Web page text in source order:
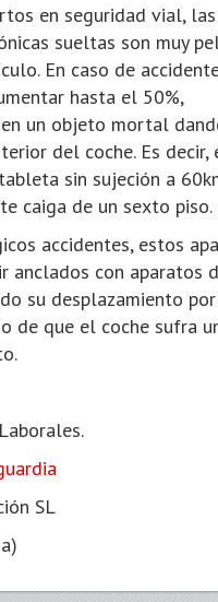
en seguridad vial, las
sueltas son muy
En caso de
hasta el 50%,
un objeto mortal
del coche. Es decir,
sin sujeción a
caiga de un sexto piso.
accidentes, estos
anclados con aparatos
su desplazamiento
de que el coche sufra
SL